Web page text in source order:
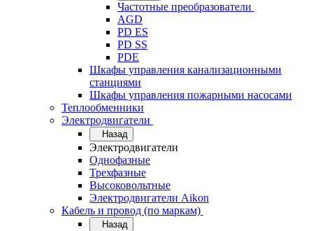
Частотные преобразователи
AGD
PD ES
PD SS
PDE
Шкафы управления канализационными
станциями
Шкафы управления пожарными насосами
Теплообменники
Электродвигатели
Назад
Электродвигатели
Однофазные
Трехфазные
Высоковольтные
Электродвигатели Aikon
Кабель и провод (по маркам)
Назад